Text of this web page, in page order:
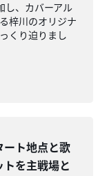
し、カバーアル
梓川のオリジナ
くり迫りまし
ト地点と歌
を主戦場と